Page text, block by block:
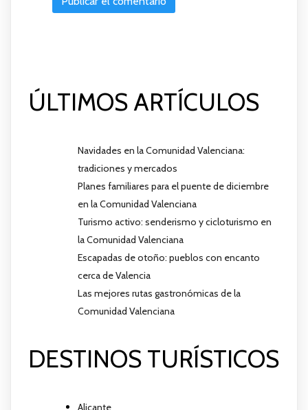
ÚLTIMOS ARTÍCULOS
Navidades en la Comunidad Valenciana:
tradiciones y mercados
Planes familiares para el puente de diciembre
en la Comunidad Valenciana
Turismo activo: senderismo y cicloturismo en
la Comunidad Valenciana
Escapadas de otoño: pueblos con encanto
cerca de Valencia
Las mejores rutas gastronómicas de la
Comunidad Valenciana
DESTINOS TURÍSTICOS
Alicante